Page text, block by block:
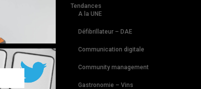
Tendances
A la UNE
Défibrillateur – DAE
Communication digitale
Community management
Gastronomie – Vins